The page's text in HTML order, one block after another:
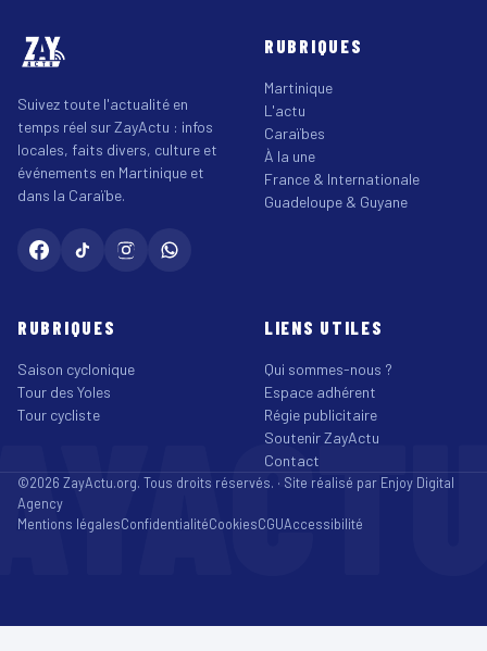
Suivez toute l'actualité en
temps réel sur ZayActu : infos
locales, faits divers, culture et
événements en Martinique et
dans la Caraïbe.
RUBRIQUES
Martinique
L'actu
Caraïbes
À la une
France & Internationale
Guadeloupe & Guyane
RUBRIQUES
Saison cyclonique
Tour des Yoles
Tour cycliste
LIENS UTILES
Qui sommes-nous ?
Espace adhérent
Régie publicitaire
Soutenir ZayActu
Contact
©2026 ZayActu.org. Tous droits réservés. · Site réalisé par Enjoy Digital
Agency
Mentions légalesConfidentialitéCookiesCGUAccessibilité